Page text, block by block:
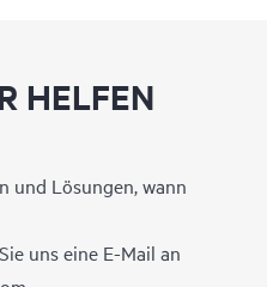
HELFEN
und Lösungen, wann
uns eine E-Mail an